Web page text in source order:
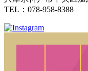
TEL：078-958-8388